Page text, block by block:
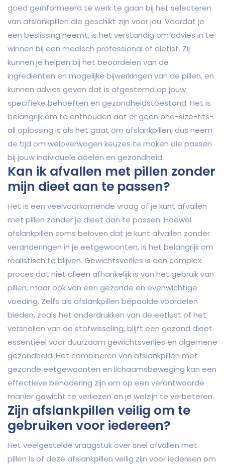
goed geïnformeerd te werk te gaan bij het selecteren
van afslankpillen die geschikt zijn voor jou. Voordat je
een beslissing neemt, is het verstandig om advies in te
winnen bij een medisch professional of diëtist. Zij
kunnen je helpen bij het beoordelen van de
ingrediënten en mogelijke bijwerkingen van de pillen, en
kunnen advies geven dat is afgestemd op jouw
specifieke behoeften en gezondheidstoestand. Het is
belangrijk om te onthouden dat er geen one-size-fits-
all oplossing is als het gaat om afslankpillen, dus neem
de tijd om weloverwogen keuzes te maken die passen
bij jouw individuele doelen en gezondheid.
Kan ik afvallen met pillen zonder
mijn dieet aan te passen?
Het is een veelvoorkomende vraag of je kunt afvallen
met pillen zonder je dieet aan te passen. Hoewel
afslankpillen soms beloven dat je kunt afvallen zonder
veranderingen in je eetgewoonten, is het belangrijk om
realistisch te blijven. Gewichtsverlies is een complex
proces dat niet alleen afhankelijk is van het gebruik van
pillen, maar ook van een gezonde en evenwichtige
voeding. Zelfs als afslankpillen bepaalde voordelen
bieden, zoals het onderdrukken van de eetlust of het
versnellen van de stofwisseling, blijft een gezond dieet
essentieel voor duurzaam gewichtsverlies en algemene
gezondheid. Het combineren van afslankpillen met
gezonde eetgewoonten en lichaamsbeweging kan een
effectieve benadering zijn om op een verantwoorde
manier gewicht te verliezen en je welzijn te verbeteren.
Zijn afslankpillen veilig om te
gebruiken voor iedereen?
Het veelgestelde vraagstuk over snel afvallen met
pillen is of deze afslankpillen veilig zijn voor iedereen om